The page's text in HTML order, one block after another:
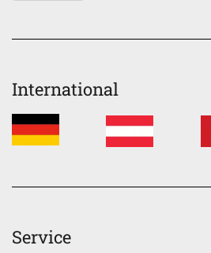
International
Service